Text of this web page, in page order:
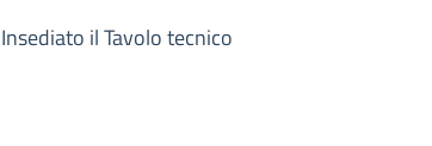
Insediato il Tavolo tecnico